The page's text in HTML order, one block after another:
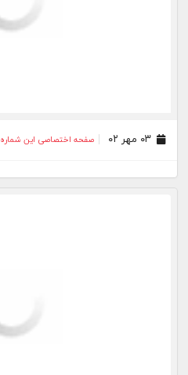
۰۳ مهر ۰۲ صفحه اختصاصی این شماره